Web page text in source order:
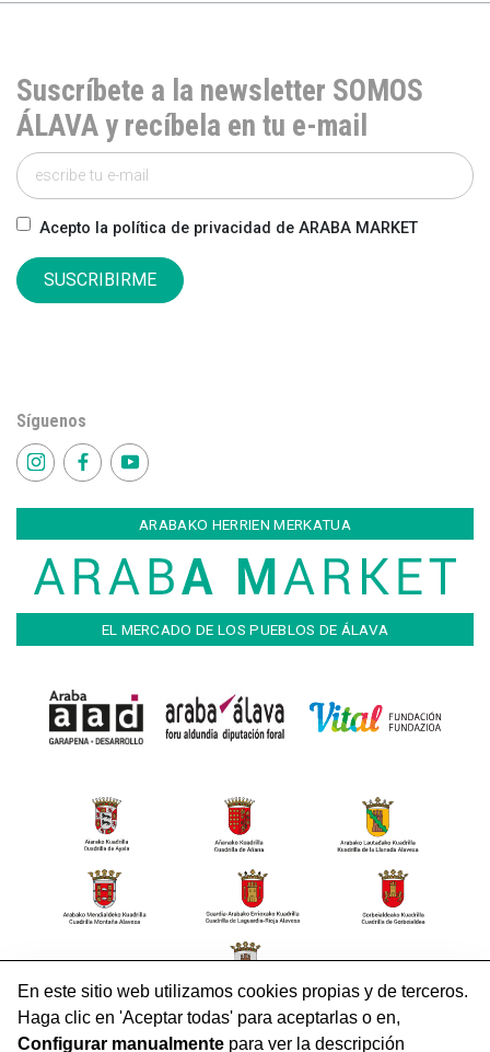
Suscríbete a la newsletter SOMOS
ÁLAVA y recíbela en tu e-mail
Acepto la política de privacidad de ARABA MARKET
SUSCRIBIRME
Síguenos
ARABAKO HERRIEN MERKATUA
EL MERCADO DE LOS PUEBLOS DE ÁLAVA